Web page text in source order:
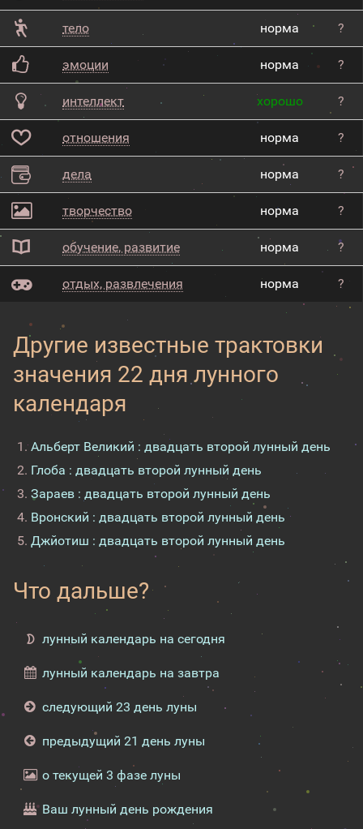
тело норма ?
эмоции норма ?
интеллект хорошо ?
отношения норма ?
дела норма ?
творчество норма ?
обучение, развитие норма ?
отдых, развлечения норма ?
Другие известные трактовки
значения 22 дня лунного
календаря
Альберт Великий : двадцать второй лунный день
Глоба : двадцать второй лунный день
Зараев : двадцать второй лунный день
Вронский : двадцать второй лунный день
Джйотиш : двадцать второй лунный день
Что дальше?
лунный календарь на сегодня
лунный календарь на завтра
следующий 23 день луны
предыдущий 21 день луны
о текущей 3 фазе луны
Ваш лунный день рождения